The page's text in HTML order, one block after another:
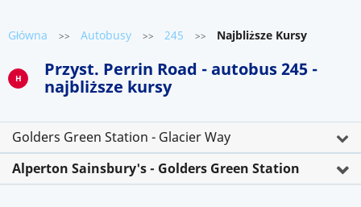
Główna >> Autobusy >> 245 >> Najbliższe Kursy
H
Przyst. Perrin Road - autobus 245 -
najbliższe kursy
Golders Green Station - Glacier Way
Alperton Sainsbury's - Golders Green Station